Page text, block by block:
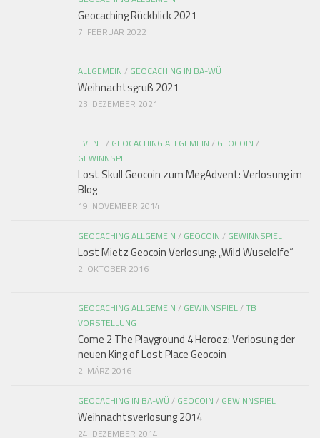
Geocaching Rückblick 2021
7. FEBRUAR 2022
ALLGEMEIN / GEOCACHING IN BA-WÜ
Weihnachtsgruß 2021
23. DEZEMBER 2021
EVENT/ GEOCACHING ALLGEMEIN / GEOCOIN /
GEWINNSPIEL
Lost Skull Geocoin zum MegAdvent: Verlosung im
Blog
19. NOVEMBER 2014
GEOCACHING ALLGEMEIN / GEOCOIN / GEWINNSPIEL
Lost Mietz Geocoin Verlosung: „Wild Wuselelfe“
2. OKTOBER 2016
GEOCACHING ALLGEMEIN / GEWINNSPIEL/TB
VORSTELLUNG
Come 2 The Playground 4 Heroez: Verlosung der
neuen King of Lost Place Geocoin
2. MÄRZ 2016
GEOCACHING IN BA-WÜ / GEOCOIN / GEWINNSPIEL
Weihnachtsverlosung 2014
24. DEZEMBER 2014